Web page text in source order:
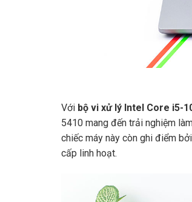
Với bộ vi xử lý Intel Core i5-
5410 mang đến trải nghiệm
chiếc máy này còn ghi điểm
cấp linh hoạt.